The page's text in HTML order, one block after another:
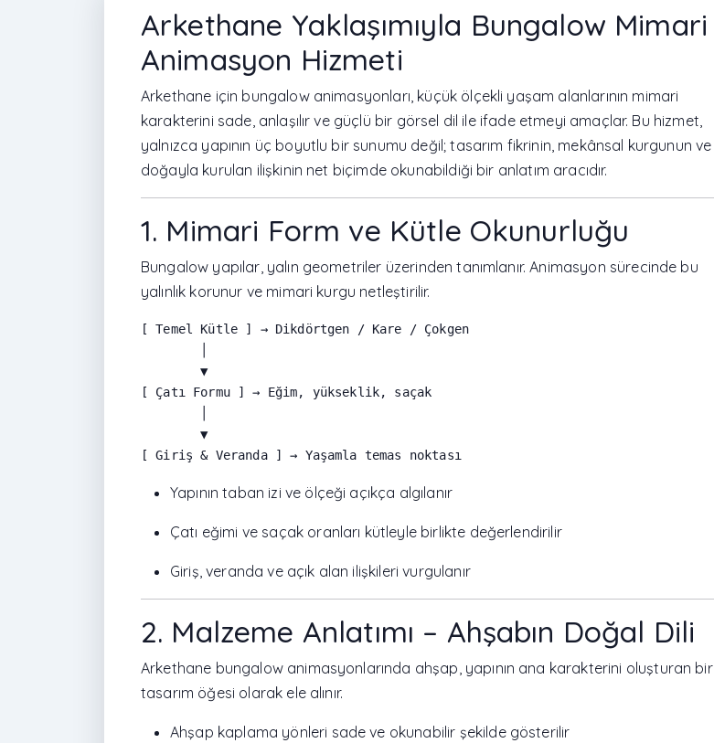
Arkethane Yaklaşımıyla Bungalow Mimari
Animasyon Hizmeti
Arkethane için bungalow animasyonları, küçük ölçekli yaşam alanlarının mimari
karakterini sade, anlaşılır ve güçlü bir görsel dil ile ifade etmeyi amaçlar. Bu hizmet,
yalnızca yapının üç boyutlu bir sunumu değil; tasarım fikrinin, mekânsal kurgunun ve
doğayla kurulan ilişkinin net biçimde okunabildiği bir anlatım aracıdır.
1. Mimari Form ve Kütle Okunurluğu
Bungalow yapılar, yalın geometriler üzerinden tanımlanır. Animasyon sürecinde bu
yalınlık korunur ve mimari kurgu netleştirilir.
[ Temel Kütle ] → Dikdörtgen / Kare / Çokgen
        ▼
[ Çatı Formu ] → Eğim, yükseklik, saçak
        ▼
Yapının taban izi ve ölçeği açıkça algılanır
Çatı eğimi ve saçak oranları kütleyle birlikte değerlendirilir
Giriş, veranda ve açık alan ilişkileri vurgulanır
2. Malzeme Anlatımı – Ahşabın Doğal Dili
Arkethane bungalow animasyonlarında ahşap, yapının ana karakterini oluşturan bir
tasarım öğesi olarak ele alınır.
Ahşap kaplama yönleri sade ve okunabilir şekilde gösterilir